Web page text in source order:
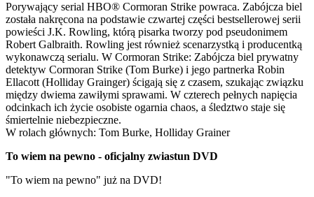
Porywający serial HBO® Cormoran Strike powraca. Zabójcza biel
została nakręcona na podstawie czwartej części bestsellerowej serii
powieści J.K. Rowling, którą pisarka tworzy pod pseudonimem
Robert Galbraith. Rowling jest również scenarzystką i producentką
wykonawczą serialu. W Cormoran Strike: Zabójcza biel prywatny
detektyw Cormoran Strike (Tom Burke) i jego partnerka Robin
Ellacott (Holliday Grainger) ścigają się z czasem, szukając związku
między dwiema zawiłymi sprawami. W czterech pełnych napięcia
odcinkach ich życie osobiste ogarnia chaos, a śledztwo staje się
śmiertelnie niebezpieczne.
W rolach głównych: Tom Burke, Holliday Grainer
To wiem na pewno - oficjalny zwiastun DVD
"To wiem na pewno" już na DVD!